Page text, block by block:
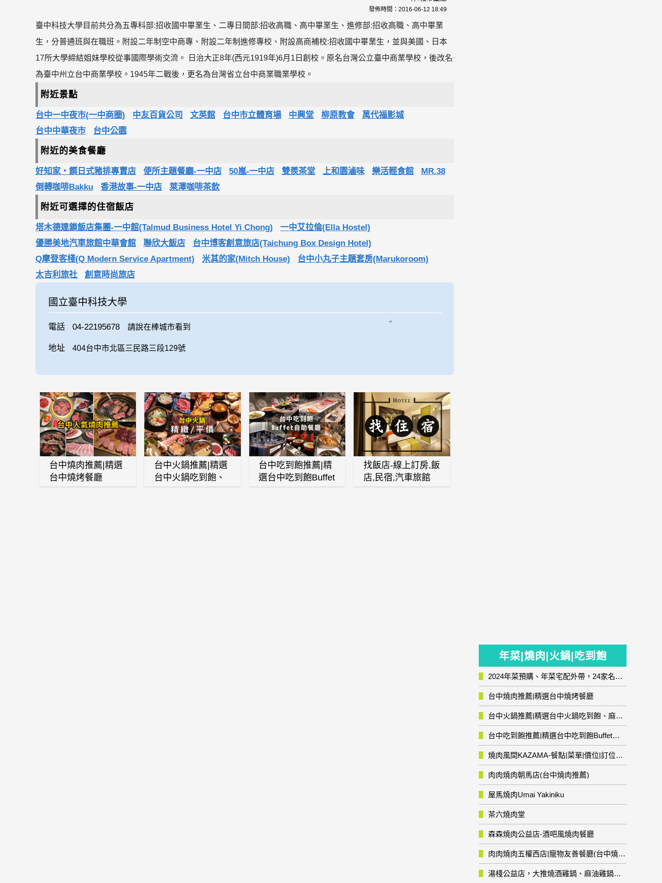
發佈時間： 2016-06-12 18:49
臺中科技大學目前共分為五專科部:招收國中畢業生、二專日間部:招收高職、高中畢業生、進修部:招收高職、高中畢業
生，分普通班與在職班。附設二年制空中商專、附設二年制進修專校、附設高商補校:招收國中畢業生，並與美國、日本
17所大學締結姐妹學校從事國際學術交流。 日治大正8年(西元1919年)6月1日創校。原名台灣公立臺中商業學校，後改名
為臺中州立台中商業學校。1945年二戰後，更名為台灣省立台中商業職業學校。
附近景點
台中一中夜市(一中商圈) 中友百貨公司 文英館 台中市立體育場 中興堂 柳原教會
萬代福影城
台中中華夜市
台中公園
附近的美食餐廳
好知家‧饌日式豬排專賣店 便所主題餐廳-一中店 50嵐-一中店 雙羨茶堂 上和園滷味 樂活輕食館
MR.38
倒轉咖啡Bakku
香港故事-一中店 萊澤咖啡茶飲
附近可選擇的住宿飯店
塔木德連鎖飯店集團-一中館(Talmud Business Hotel Yi Chong)
一中艾拉倫(Ella Hostel)
優勝美地汽車旅館中華會館
聯欣大飯店
台中博客創意旅店(Taichung Box Design Hotel)
Q摩登客棧(Q Modern Service Apartment)
米其的家(Mitch House)
台中小丸子主題套房(Marukoroom)
太吉利旅社
創意時尚旅店
國立臺中科技大學
電話 04-22195678 請說在棒城市看到
地址 404台中市北區三民路三段129號
台中燒肉推薦|精選
台中燒烤餐廳
台中火鍋推薦|精選
台中火鍋吃到飽、
台中吃到飽推薦|精
選台中吃到飽Buffet
找飯店-線上訂房,飯
店,民宿,汽車旅館
年菜|燒肉|火鍋|吃到飽
2024年菜預購、年菜宅配外帶，24家名店年菜推薦整理，圍爐輕鬆上菜團圓趣
台中燒肉推薦|精選台中燒烤餐廳
台中火鍋推薦|精選台中火鍋吃到飽、麻辣鍋、鴛鴦鍋、石頭火鍋、酸菜白肉鍋、海鮮鍋、燒酒雞、麻油雞、壽喜燒等熱門人氣火鍋店!
台中吃到飽推薦|精選台中吃到飽Buffet自助餐廳
燒肉風間KAZAMA-餐點|菜單|價位|訂位資訊
肉肉燒肉朝馬店(台中燒肉推薦)
屋馬燒肉Umai Yakiniku
茶六燒肉堂
森森燒肉公益店-酒吧風燒肉餐廳
肉肉燒肉五權西店|寵物友善餐廳(台中燒肉推薦)
湯棧公益店，大推燒酒雞鍋、麻油雞鍋暖暖有夠補